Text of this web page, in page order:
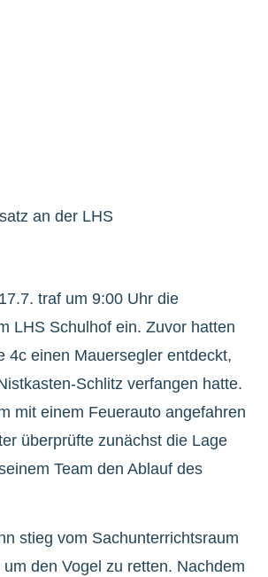
an der LHS
traf um 9:00 Uhr die
LHS Schulhof ein. Zuvor hatten
4c einen Mauersegler entdeckt,
Schlitz verfangen hatte.
mit einem Feuerauto angefahren
überprüfte zunächst die Lage
Team den Ablauf des
stieg vom Sachunterrichtsraum
den Vogel zu retten. Nachdem